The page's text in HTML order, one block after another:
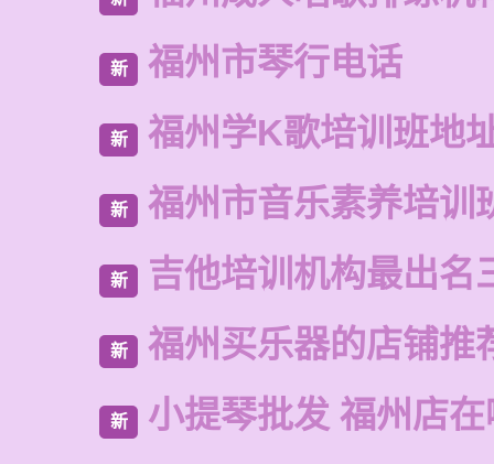
新 福州市琴行电话
新 福州学K歌培训班地
新 福州市音乐素养培训
新 吉他培训机构最出名
新 福州买乐器的店铺推
新 小提琴批发 福州店